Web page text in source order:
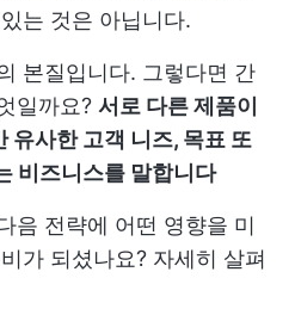
는 것은 아닙니다.
본질입니다. 그렇다면 간
일까요? 서로 다른 제품이
유사한 고객 니즈, 목표 또
비즈니스를 말합니다
음 전략에 어떤 영향을 미
가 되셨나요? 자세히 살펴